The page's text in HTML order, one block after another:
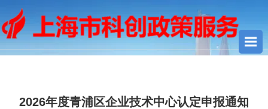
2026年度青浦区企业技术中心认定申报通知